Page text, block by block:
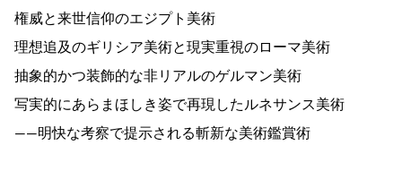
権威と来世信仰のエジプト美術
理想追及のギリシア美術と現実重視のローマ美術
抽象的かつ装飾的な非リアルのゲルマン美術
写実的にあらまほしき姿で再現したルネサンス美術
――明快な考察で提示される斬新な美術鑑賞術